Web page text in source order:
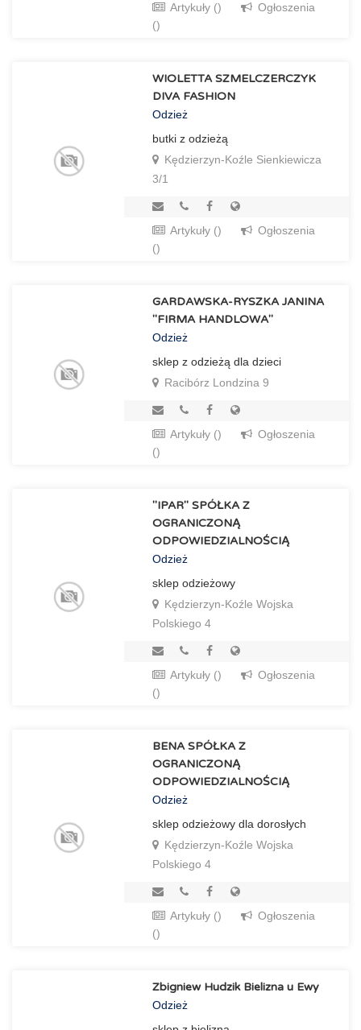
Artykuły ()
Ogłoszenia
()
WIOLETTA SZMELCZERCZYK
DIVA FASHION
Odzież
butki z odzieżą
Kędzierzyn-Koźle Sienkiewicza
3/1
Artykuły ()
Ogłoszenia
()
GARDAWSKA-RYSZKA JANINA
"FIRMA HANDLOWA"
Odzież
sklep z odzieżą dla dzieci
Racibórz Londzina 9
Artykuły ()
Ogłoszenia
()
"IPAR" SPÓŁKA Z
OGRANICZONĄ
ODPOWIEDZIALNOŚCIĄ
Odzież
sklep odzieżowy
Kędzierzyn-Koźle Wojska
Polskiego 4
Artykuły ()
Ogłoszenia
()
BENA SPÓŁKA Z
OGRANICZONĄ
ODPOWIEDZIALNOŚCIĄ
Odzież
sklep odzieżowy dla dorosłych
Kędzierzyn-Koźle Wojska
Polskiego 4
Artykuły ()
Ogłoszenia
()
Zbigniew Hudzik Bielizna u Ewy
Odzież